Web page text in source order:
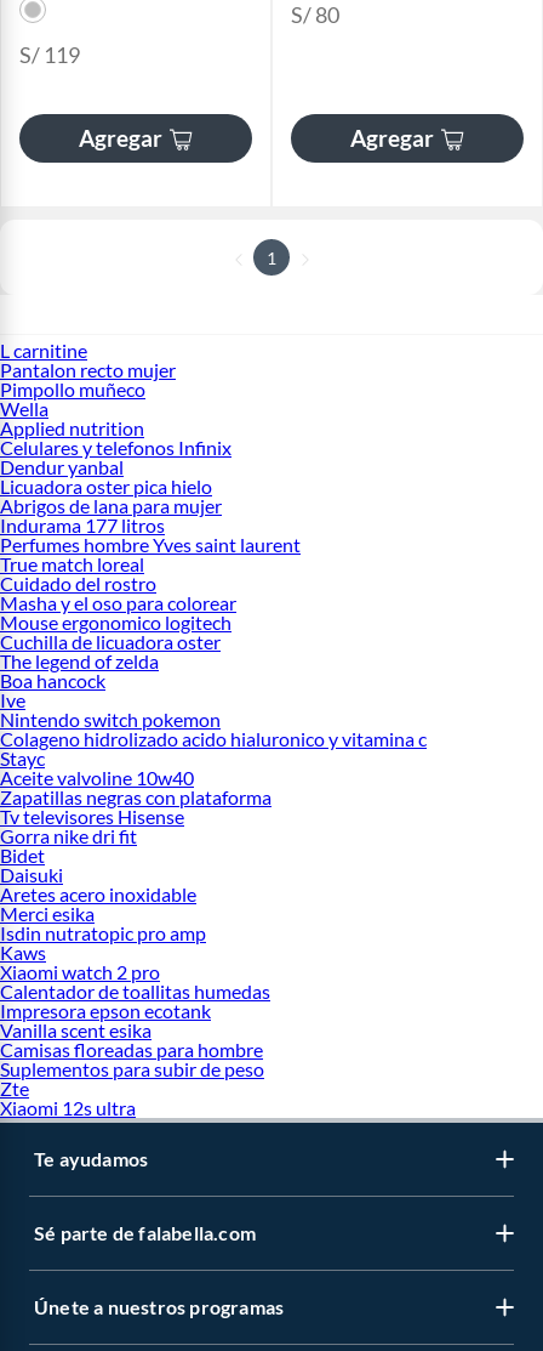
S/ 119
Agregar
S/ 80
Agregar
1
L carnitine
Pantalon recto mujer
Pimpollo muñeco
Wella
Applied nutrition
Celulares y telefonos Infinix
Dendur yanbal
Licuadora oster pica hielo
Abrigos de lana para mujer
Indurama 177 litros
Perfumes hombre Yves saint laurent
True match loreal
Cuidado del rostro
Masha y el oso para colorear
Mouse ergonomico logitech
Cuchilla de licuadora oster
The legend of zelda
Boa hancock
Ive
Nintendo switch pokemon
Colageno hidrolizado acido hialuronico y vitamina c
Stayc
Aceite valvoline 10w40
Zapatillas negras con plataforma
Tv televisores Hisense
Gorra nike dri fit
Bidet
Daisuki
Aretes acero inoxidable
Merci esika
Isdin nutratopic pro amp
Kaws
Xiaomi watch 2 pro
Calentador de toallitas humedas
Impresora epson ecotank
Vanilla scent esika
Camisas floreadas para hombre
Suplementos para subir de peso
Zte
Xiaomi 12s ultra
Te ayudamos
Sé parte de falabella.com
Únete a nuestros programas